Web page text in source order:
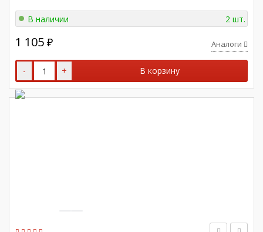
В наличии 2 шт.
1 105 ₽ Аналоги
- + В корзину